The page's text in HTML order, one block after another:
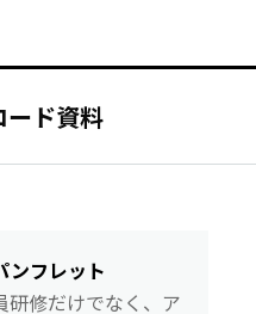
ード資料
ンフレット
研修だけでなく、ア